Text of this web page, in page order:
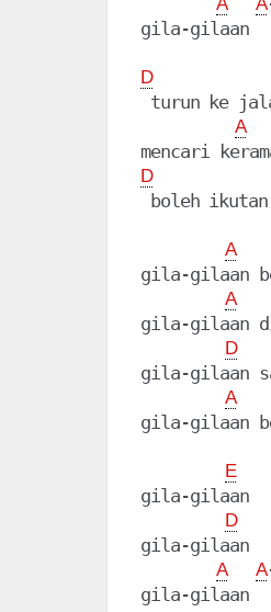
gila-gilaan
D
turun ke
A
D
boleh
A
gila-gilaan
A
gila-gilaan
D
gila-gilaan
A
gila-gilaan
E
gila-gilaan
D
gila-gilaan
A A
gila-gilaan